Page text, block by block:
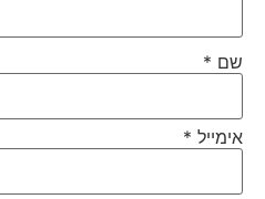
שם *
אימייל *